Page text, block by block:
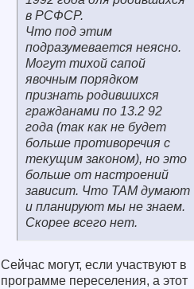
в РСФСР.
Что под этим
подразумевается неясно.
Могут тихой сапой
явочным порядком
признать родившихся
гражданами по 13.2 92
года (так как не будет
больше противоречия с
текущим законом), но это
больше от настроений
зависит. Что ТАМ думают
и планируют мы не знаем.
Скорее всего нет.
Сейчас могут, если участвуют в
программе переселения, а этот